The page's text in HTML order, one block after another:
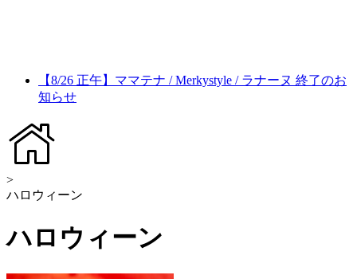
【8/26 正午】ママテナ / Merkystyle / ラナーヌ 終了のお
知らせ
>
ハロウィーン
ハロウィーン